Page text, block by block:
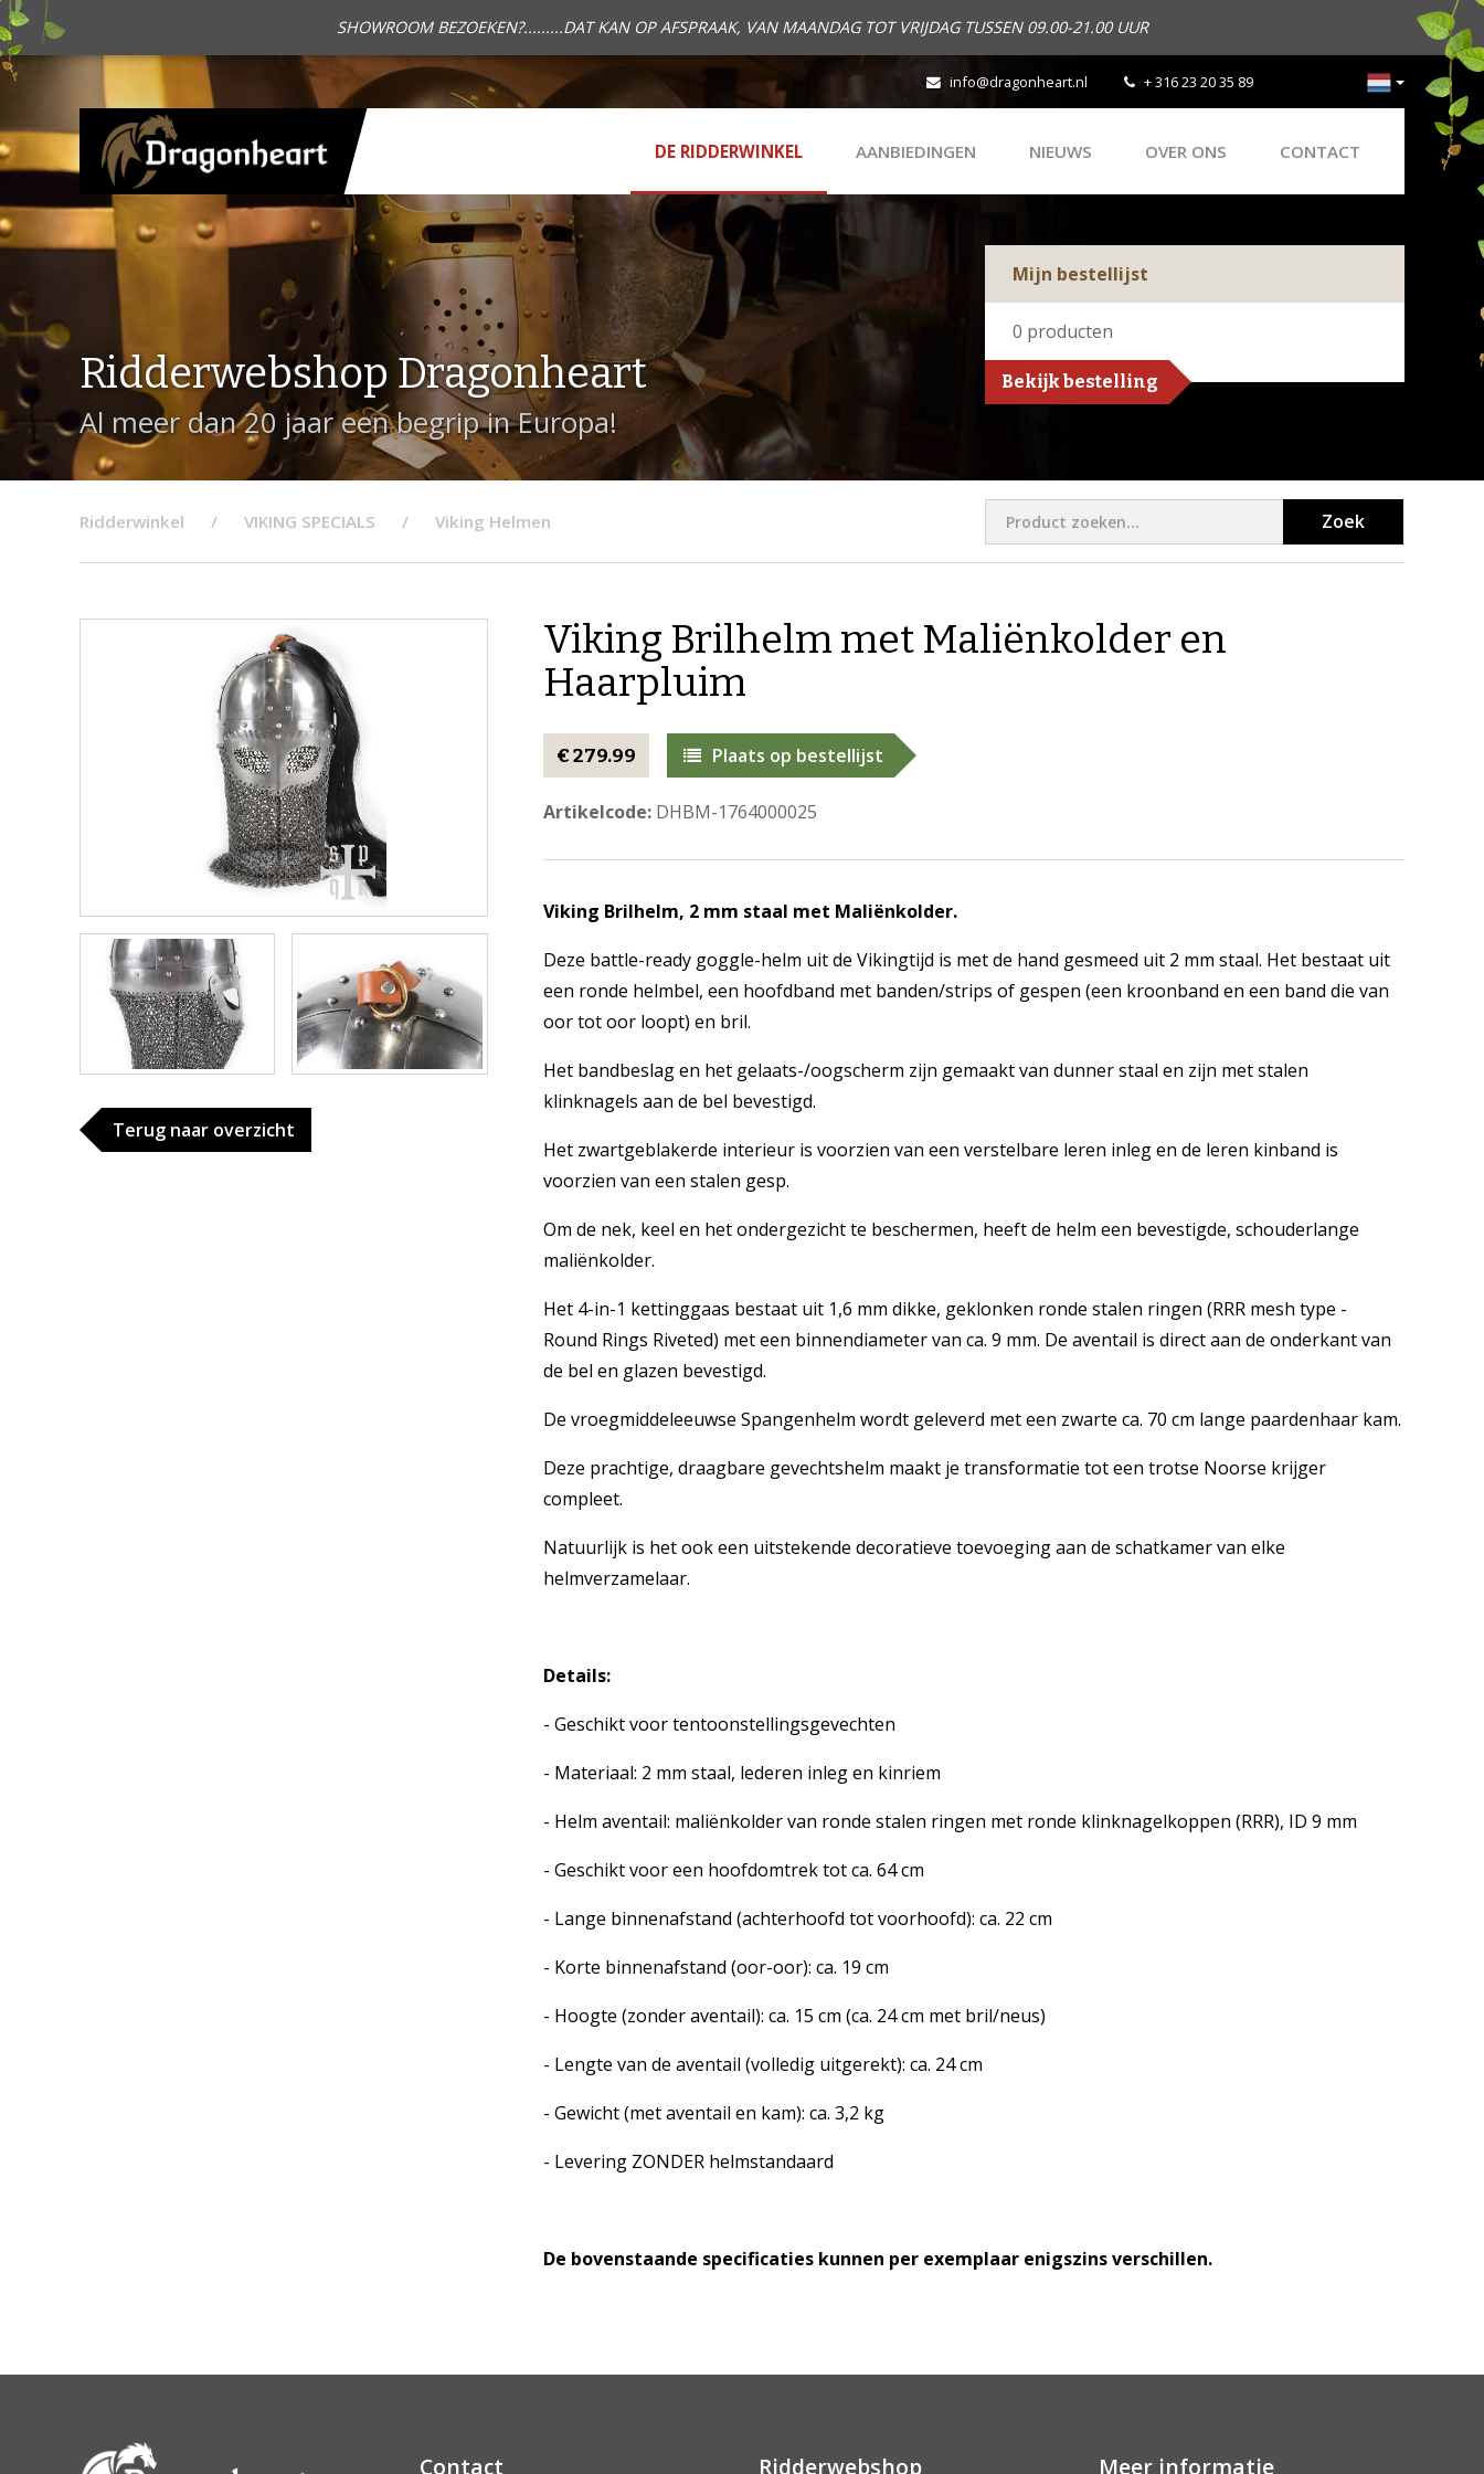
SHOWROOM BEZOEKEN?.........DAT KAN OP AFSPRAAK, VAN MAANDAG TOT VRIJDAG TUSSEN 09.00-21.00 UUR
info@dragonheart.nl + 316 23 20 35 89
DE RIDDERWINKEL AANBIEDINGEN NIEUWS OVER ONS CONTACT
Ridderwebshop Dragonheart
Al meer dan 20 jaar een begrip in Europa!
Mijn bestellijst
0 producten
Bekijk bestelling
Ridderwinkel VIKING SPECIALS Viking Helmen Zoek
Terug naar overzicht
Viking Brilhelm met Maliënkolder en
Haarpluim
€ 279.99 Plaats op bestellijst
Artikelcode:DHBM-1764000025
Viking Brilhelm, 2 mm staal met Maliënkolder.
Deze battle-ready goggle-helm uit de Vikingtijd is met de hand gesmeed uit 2 mm staal. Het bestaat uit
een ronde helmbel, een hoofdband met banden/strips of gespen (een kroonband en een band die van
oor tot oor loopt) en bril.
Het bandbeslag en het gelaats-/oogscherm zijn gemaakt van dunner staal en zijn met stalen
klinknagels aan de bel bevestigd.
Het zwartgeblakerde interieur is voorzien van een verstelbare leren inleg en de leren kinband is
voorzien van een stalen gesp.
Om de nek, keel en het ondergezicht te beschermen, heeft de helm een bevestigde, schouderlange
maliënkolder.
Het 4-in-1 kettinggaas bestaat uit 1,6 mm dikke, geklonken ronde stalen ringen (RRR mesh type -
Round Rings Riveted) met een binnendiameter van ca. 9 mm. De aventail is direct aan de onderkant van
de bel en glazen bevestigd.
De vroegmiddeleeuwse Spangenhelm wordt geleverd met een zwarte ca. 70 cm lange paardenhaar kam.
Deze prachtige, draagbare gevechtshelm maakt je transformatie tot een trotse Noorse krijger
compleet.
Natuurlijk is het ook een uitstekende decoratieve toevoeging aan de schatkamer van elke
helmverzamelaar.
Details:
- Geschikt voor tentoonstellingsgevechten
- Materiaal: 2 mm staal, lederen inleg en kinriem
- Helm aventail: maliënkolder van ronde stalen ringen met ronde klinknagelkoppen (RRR), ID 9 mm
- Geschikt voor een hoofdomtrek tot ca. 64 cm
- Lange binnenafstand (achterhoofd tot voorhoofd): ca. 22 cm
- Korte binnenafstand (oor-oor): ca. 19 cm
- Hoogte (zonder aventail): ca. 15 cm (ca. 24 cm met bril/neus)
- Lengte van de aventail (volledig uitgerekt): ca. 24 cm
- Gewicht (met aventail en kam): ca. 3,2 kg
- Levering ZONDER helmstandaard
De bovenstaande specificaties kunnen per exemplaar enigszins verschillen.
Contact Ridderwebshop Meer informatie